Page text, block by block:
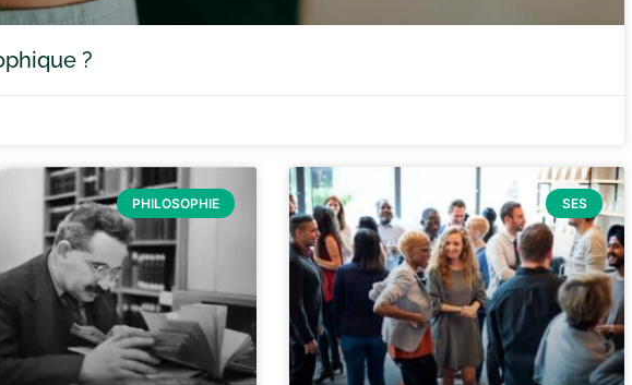
?
PHILOSOPHIE SES